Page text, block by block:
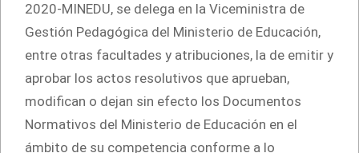
2020-MINEDU, se delega en la Viceministra de
Gestión Pedagógica del Ministerio de Educación,
entre otras facultades y atribuciones, la de emitir y
aprobar los actos resolutivos que aprueban,
modifican o dejan sin efecto los Documentos
Normativos del Ministerio de Educación en el
ámbito de su competencia conforme a lo